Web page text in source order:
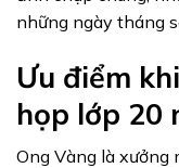
những ngày tháng
Ưu điểm
họp lớp 20
Ong Vàng là xưởng